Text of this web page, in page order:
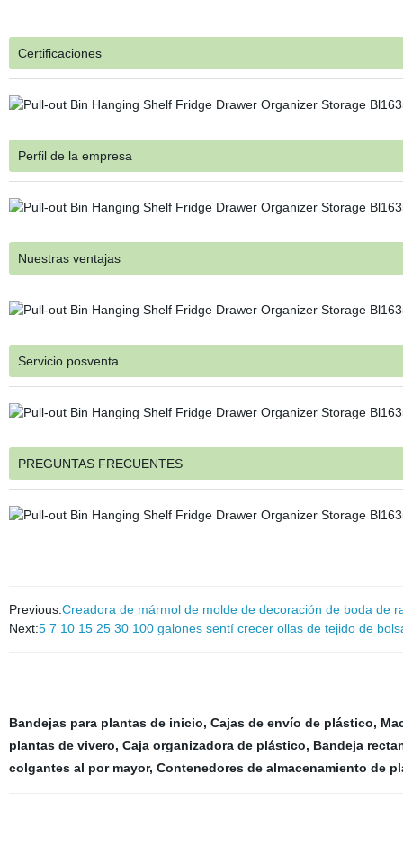
Certificaciones
Perfil de la empresa
Nuestras ventajas
Servicio posventa
PREGUNTAS FRECUENTES
Previous:Creadora de mármol de molde de decoración de boda de
Next:5 7 10 15 25 30 100 galones sentí crecer ollas de tejido de
Bandejas para plantas de inicio, Cajas de envío de plástico,
plantas de vivero, Caja organizadora de plástico, Bandeja
colgantes al por mayor, Contenedores de almacenamiento de